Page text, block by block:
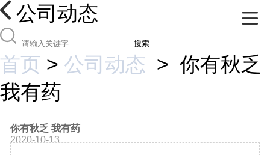
公司动态
搜索
首页 > 公司动态 > 你有秋乏
我有药
你有秋乏 我有药
2020-10-13